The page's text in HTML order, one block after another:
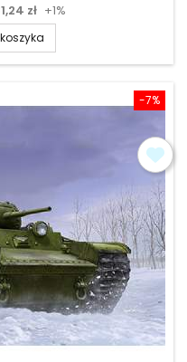
zł +1%
-7%